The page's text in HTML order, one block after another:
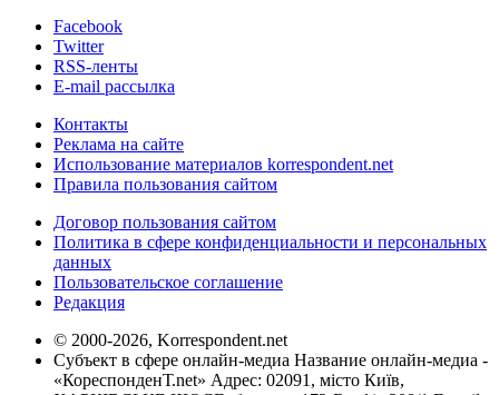
Facebook
Twitter
RSS-ленты
E-mail рассылка
Контакты
Реклама на сайте
Использование материалов korrespondent.net
Правила пользования сайтом
Договор пользования сайтом
Политика в сфере конфиденциальности и персональных
данных
Пользовательское соглашение
Редакция
© 2000-2026, Korrespondent.net
Субъект в сфере онлайн-медиа Название онлайн-медиа -
«КореспонденТ.net» Адрес: 02091, місто Київ,